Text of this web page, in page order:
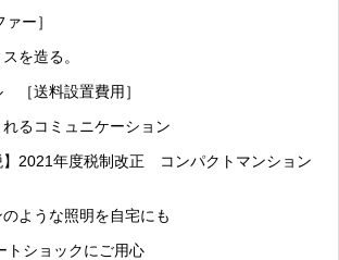
ー］
を造る。
［送料設置費用］
るコミュニケーション
】2021年度税制改正 コンパクトマンション
ような照明を自宅にも
トショックにご用心